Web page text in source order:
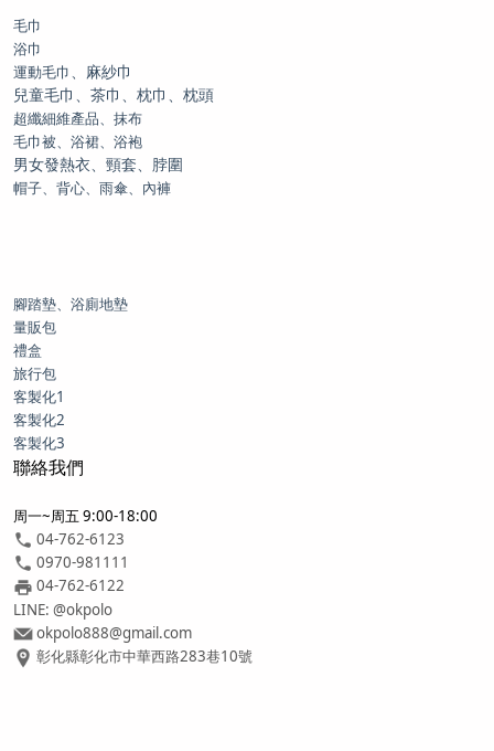
毛巾
浴巾
運動毛巾
、麻紗巾
兒童毛巾、茶巾、枕巾、枕頭
超纖細維產品、抹布
毛巾被、浴裙、浴袍
男女發熱衣、頸套、脖圍
帽子、背心、雨傘、內褲
腳踏墊、浴廁地墊
量販包
禮盒
旅行包
客製化1
客製化2
客製化3
聯絡我們
周一~周五 9:00-18:00
04-762-6123
0970-981111
04-762-6122
LINE: @okpolo
okpolo888@gmail.com
彰化縣彰化市中華西路283巷10號